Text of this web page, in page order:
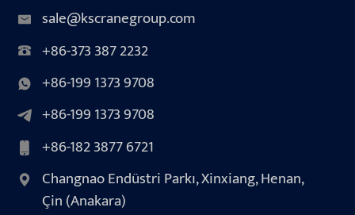
sale@kscranegroup.com
+86-373 387 2232
+86-199 1373 9708
+86-199 1373 9708
+86-182 3877 6721
Changnao Endüstri Parkı, Xinxiang, Henan,
Çin (Anakara)